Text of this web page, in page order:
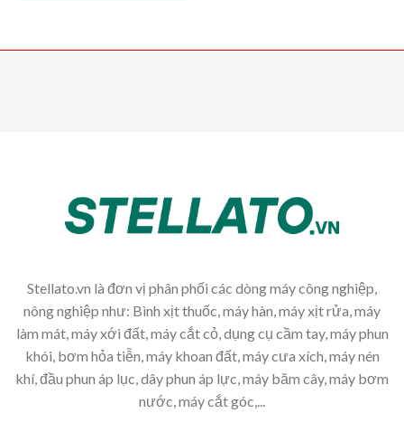
Stellato.vn là đơn vị phân phối các dòng máy công nghiệp,
nông nghiệp như: Bình xịt thuốc, máy hàn, máy xịt rửa, máy
làm mát, máy xới đất, máy cắt cỏ, dụng cụ cầm tay, máy phun
khói, bơm hỏa tiễn, máy khoan đất, máy cưa xích, máy nén
khí, đầu phun áp lục, dây phun áp lực, máy băm cây, máy bơm
nước, máy cắt góc,...